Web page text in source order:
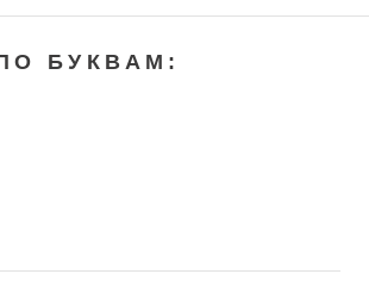
БУКВАМ: